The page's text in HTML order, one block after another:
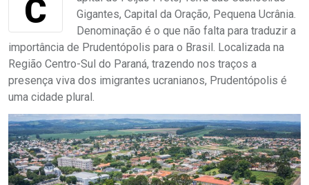
Capital do Feijão Preto, Terra das Cachoeiras
Gigantes, Capital da Oração, Pequena Ucrânia.
Denominação é o que não falta para traduzir a
importância de Prudentópolis para o Brasil. Localizada na
Região Centro-Sul do Paraná, trazendo nos traços a
presença viva dos imigrantes ucranianos, Prudentópolis é
uma cidade plural.